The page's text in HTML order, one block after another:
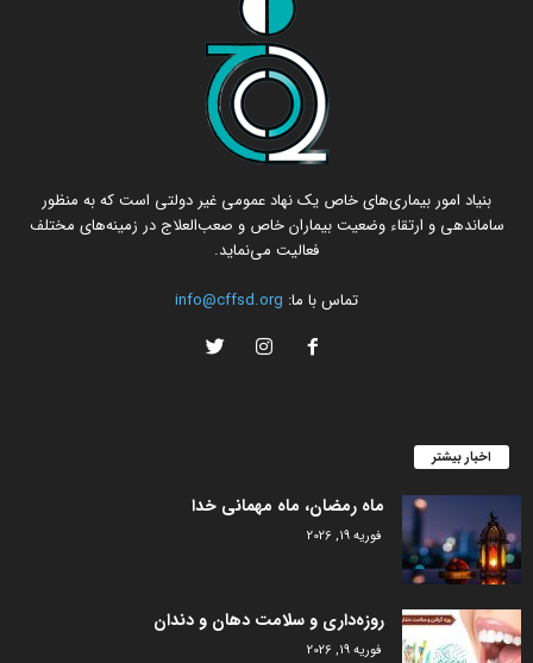
بنیاد امور بیماری‌های خاص یک نهاد عمومی غیر دولتی است که به منظور
ساماندهی و ارتقاء وضعیت بیماران خاص و صعب‌العلاج در زمینه‌های مختلف
فعالیت می‌نماید.
تماس با ما: info@cffsd.org
اخبار بیشتر
ماه رمضان، ماه مهمانی خدا
فوریه 19, 2026
روزه‌داری و سلامت دهان و دندان
فوریه 19, 2026